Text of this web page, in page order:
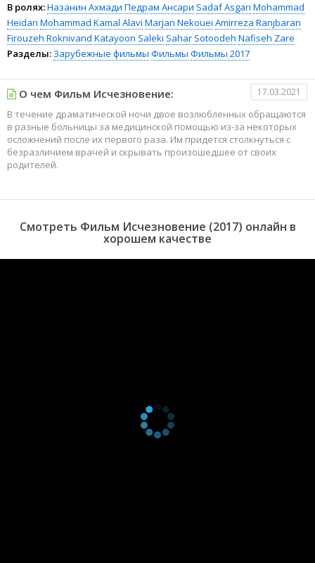
В ролях:Назанин Ахмади Педрам Ансари Sadaf Asgari Mohammad
Heidari Mohammad Kamal Alavi Marjan Nekouei Amirreza Ranjbaran
Firouzeh Roknivand Katayoon Saleki Sahar Sotoodeh Nafiseh Zare
Разделы: Зарубежные фильмы Фильмы Фильмы 2017
О чем Фильм Исчезновение: 17.03.2021
В течение драматической ночи двое возлюбленных обращаются
в разные больницы за медицинской помощью из-за некоторых
осложнений после их первого раза. Им придется столкнуться с
безразличием врачей и скрывать произошедшее от своих
родителей.
Смотреть Фильм Исчезновение (2017) онлайн в
хорошем качестве